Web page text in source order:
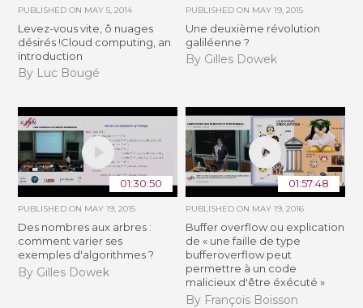
PUBLISHED ON MAY 5, 2014
Levez-vous vite, ô nuages
désirés !Cloud computing, an
introduction
By Luc Bougé
PUBLISHED ON MAY 19, 2015
Une deuxième révolution
galiléenne ?
By Gilles Dowek
01:30:50
PUBLISHED ON MAY 19, 2015
Des nombres aux arbres :
comment varier ses
exemples d'algorithmes ?
By Gilles Dowek
01:57:48
PUBLISHED ON MAY 19, 2016
Buffer overflow ou explication
de « une faille de type
bufferoverflow peut
permettre à un code
malicieux d'être éxécuté »
By François Boisson